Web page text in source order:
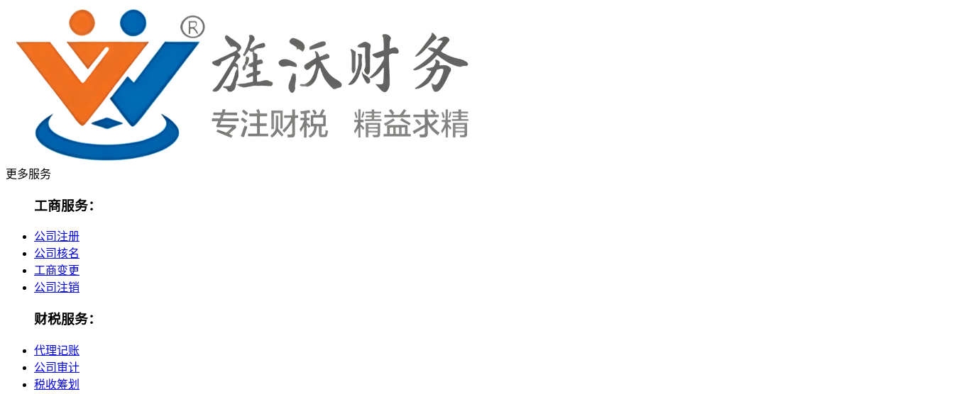
更多服务
工商服务：
公司注册
公司核名
工商变更
公司注销
财税服务：
代理记账
公司审计
税收筹划